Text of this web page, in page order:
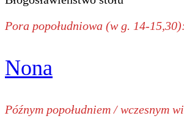
Pora popołudniowa (w g. 14-15,30):
Nona
Późnym popołudniem / wczesnym